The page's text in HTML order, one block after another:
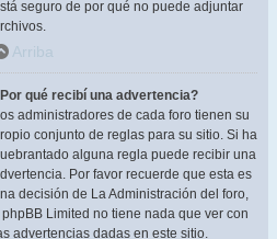
seguro de por qué no puede adjuntar
Arriba
qué recibí una advertencia?
administradores de cada foro tienen su
conjunto de reglas para su sitio. Si ha
alguna regla puede recibir una
Por favor recuerde que esta es
decisión de La Administración del foro,
phpBB Limited no tiene nada que ver con
advertencias dadas en este sitio.